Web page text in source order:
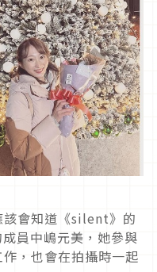
該會知道《silent》的
員中嶋元美，她參與
，也會在拍攝時一起